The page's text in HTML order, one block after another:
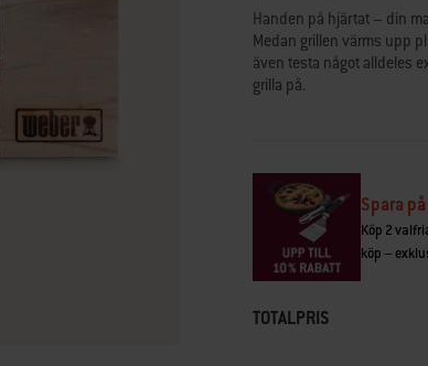
betyg.
Read
26
Reviews.
Länk
till
Handen på hjärtat – din
Medan grillen värms upp
även testa något alldeles
grilla på.
Spara
Köp 2
köp –
TOTALPRIS